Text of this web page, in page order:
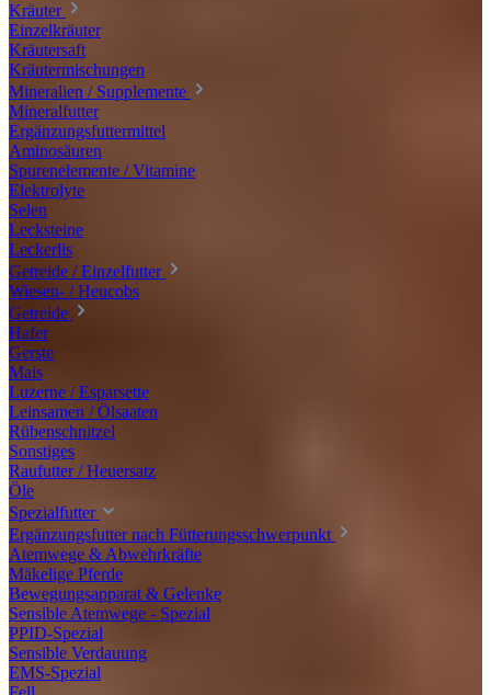
Kräuter
Einzelkräuter
Kräutersaft
Kräutermischungen
Mineralien / Supplemente
Mineralfutter
Ergänzungsfuttermittel
Aminosäuren
Spurenelemente / Vitamine
Elektrolyte
Selen
Lecksteine
Leckerlis
Getreide / Einzelfutter
Wiesen- / Heucobs
Getreide
Hafer
Gerste
Mais
Luzerne / Esparsette
Leinsamen / Ölsaaten
Rübenschnitzel
Sonstiges
Raufutter / Heuersatz
Öle
Spezialfutter
Ergänzungsfutter nach Fütterungsschwerpunkt
Atemwege & Abwehrkräfte
Mäkelige Pferde
Bewegungsapparat & Gelenke
Sensible Atemwege - Spezial
PPID-Spezial
Sensible Verdauung
EMS-Spezial